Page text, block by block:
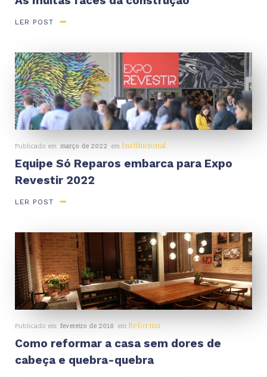
LER POST
Publicado em março de 2022 em Institucional
Equipe Só Reparos embarca para Expo
Revestir 2022
LER POST
Publicado em fevereiro de 2018 em Reforma
Como reformar a casa sem dores de
cabeça e quebra-quebra